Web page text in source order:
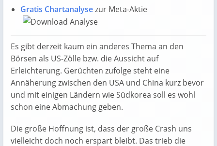
Gratis Chartanalysezur Meta-Aktie
Es gibt derzeit kaum ein anderes Thema an den
Börsen als US-Zölle bzw. die Aussicht auf
Erleichterung. Gerüchten zufolge steht eine
Annäherung zwischen den USA und China kurz bevor
und mit einigen Ländern wie Südkorea soll es wohl
schon eine Abmachung geben.
Die große Hoffnung ist, dass der große Crash uns
vielleicht doch noch erspart bleibt. Das trieb die